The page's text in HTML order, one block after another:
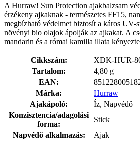
A Hurraw! Sun Protection ajakbalzsam
érzékeny ajkaknak - természetes FF15,
megbízható védelmet biztosít a káros UV-
növényi bio olajok ápolják az ajkakat. A
mandarin és a római kamilla illata
Cikkszám:
XDK-HUR-
Tartalom:
4,80 g
EAN:
Márka:
Hurraw
Ajakápoló:
Íz, Napvédő
Konzisztencia/adagolási
forma:
Stick
Napvédő alkalmazás:
Ajak